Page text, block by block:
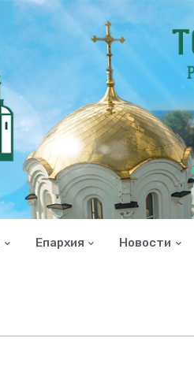
Епархия Новости